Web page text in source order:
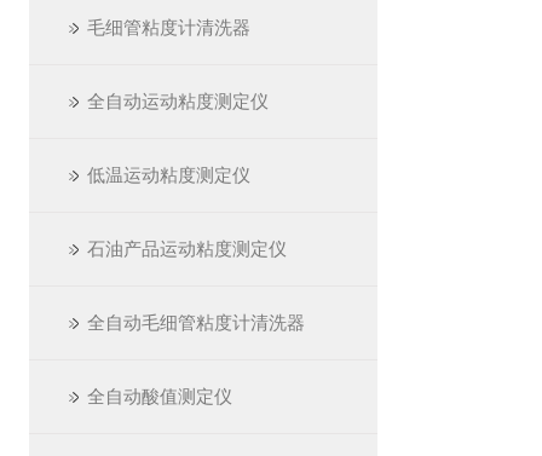
毛细管粘度计清洗器
全自动运动粘度测定仪
低温运动粘度测定仪
石油产品运动粘度测定仪
全自动毛细管粘度计清洗器
全自动酸值测定仪